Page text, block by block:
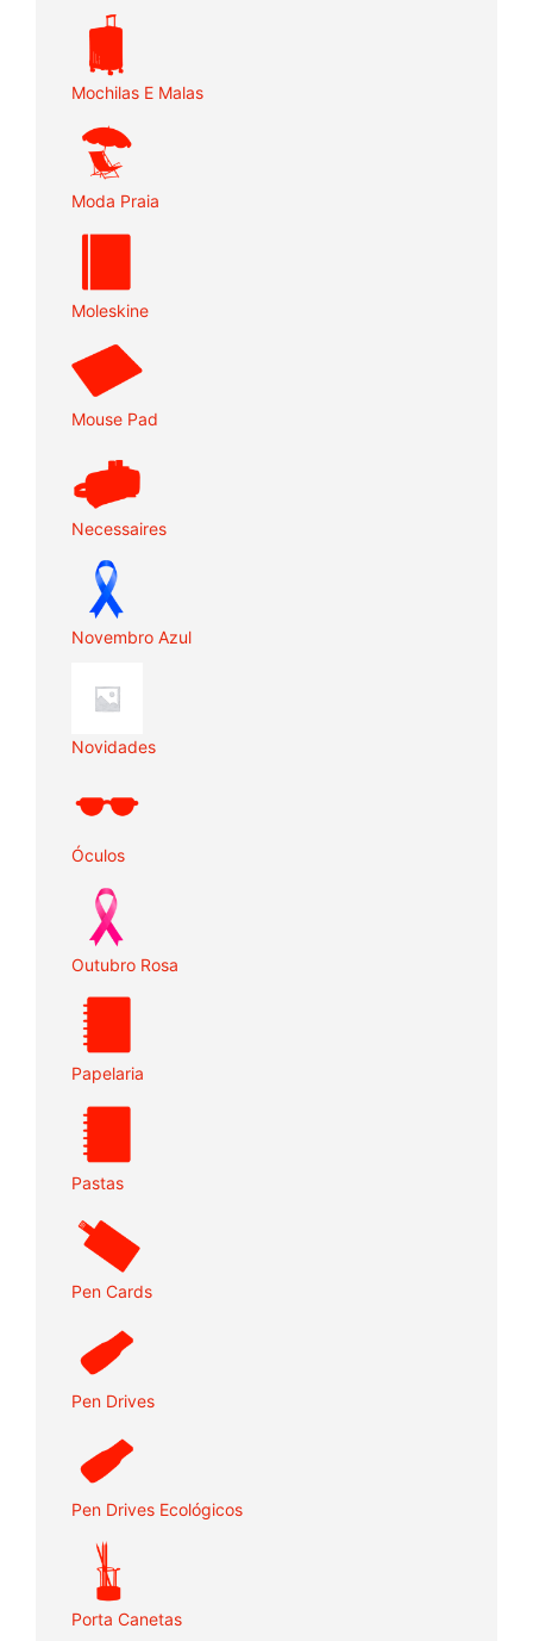
Mochilas E Malas
Moda Praia
Moleskine
Mouse Pad
Necessaires
Novembro Azul
Novidades
Óculos
Outubro Rosa
Papelaria
Pastas
Pen Cards
Pen Drives
Pen Drives Ecológicos
Porta Canetas